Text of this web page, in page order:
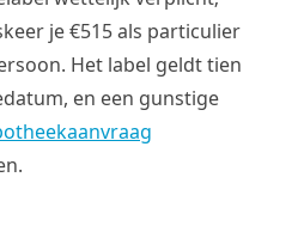
je €515 als particulier
Het label geldt tien
en een gunstige